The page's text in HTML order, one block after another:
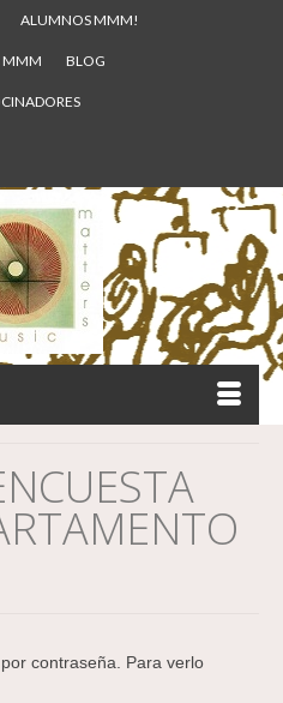
ALUMNOS MMM!
MMM BLOG
contraseña. Para verlo